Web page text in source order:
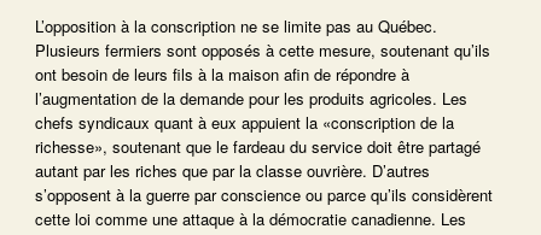
L’opposition à la conscription ne se limite pas au Québec.
Plusieurs fermiers sont opposés à cette mesure, soutenant qu’ils
ont besoin de leurs fils à la maison afin de répondre à
l’augmentation de la demande pour les produits agricoles. Les
chefs syndicaux quant à eux appuient la «conscription de la
richesse», soutenant que le fardeau du service doit être partagé
autant par les riches que par la classe ouvrière. D’autres
s’opposent à la guerre par conscience ou parce qu’ils considèrent
cette loi comme une attaque à la démocratie canadienne. Les